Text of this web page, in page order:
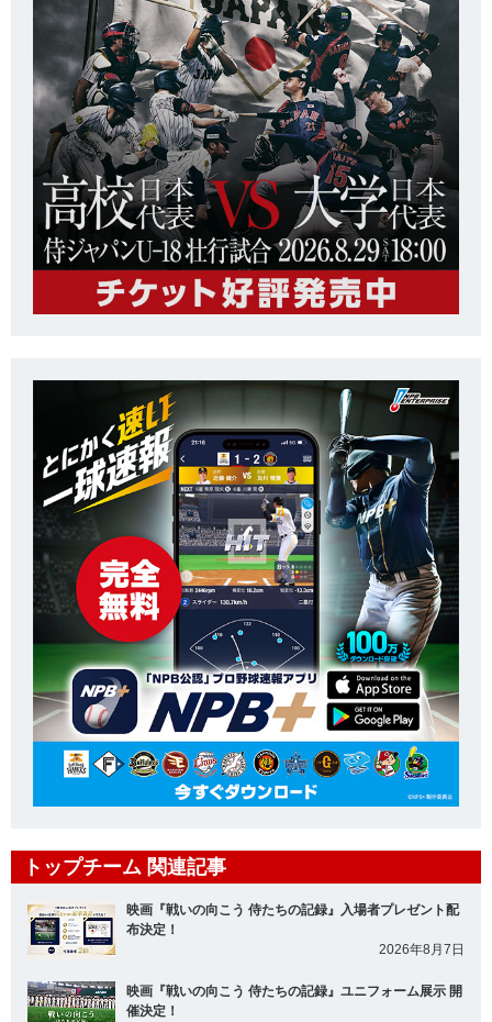
トップチーム 関連記事
映画『戦いの向こう 侍たちの記録』入場者プレゼント配
布決定！
2026年8月7日
映画『戦いの向こう 侍たちの記録』ユニフォーム展示 開
催決定！